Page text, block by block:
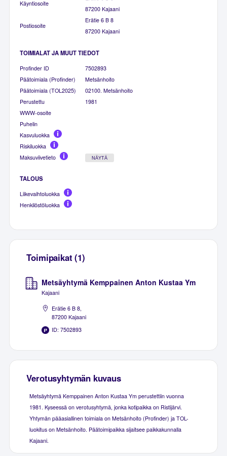
Käyntiosoite
87200 Kajaani
Postiosoite
Erätie 6 B 8
87200 Kajaani
TOIMIALAT JA MUUT TIEDOT
Profinder ID
7502893
Päätoimiala (Profinder)
Metsänhoito
Päätoimiala (TOL2025)
02100. Metsänhoito
Perustettu
1981
WWW-osoite
Puhelin
Kasvuluokka
Riskiluokka
Maksuviivetieto
NÄYTÄ
TALOUS
Liikevaihtoluokka
Henkilöstöluokka
Toimipaikat (1)
Metsäyhtymä Kemppainen Anton Kustaa Ym
Kajaani
Erätie 6 B 8,
87200 Kajaani
ID: 7502893
Verotusyhtymän kuvaus
Metsäyhtymä Kemppainen Anton Kustaa Ym perustettiin vuonna
1981. Kyseessä on verotusyhtymä, jonka kotipaikka on Ristijärvi.
Yhtymän pääasiallinen toimiala on Metsänhoito (Profinder) ja TOL-
luokitus on Metsänhoito. Päätoimipaikka sijaitsee paikkakunnalla
Kajaani.